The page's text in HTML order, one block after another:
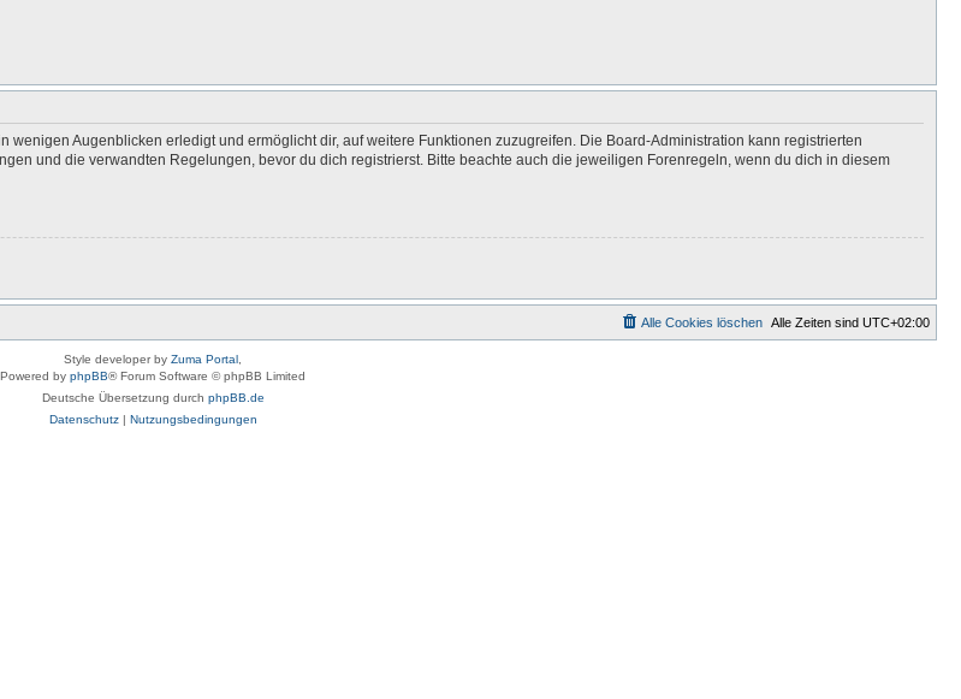
Augenblicken erledigt und ermöglicht dir, auf weitere Funktionen zuzugreifen. Die Board-Administration kann registrierten
und die verwandten Regelungen, bevor du dich registrierst. Bitte beachte auch die jeweiligen Forenregeln, wenn du dich in diesem
Alle Zeiten sind UTC+02:00
Alle Cookies löschen
Style developer by Zuma Portal
Powered by phpBB® Forum Software © phpBB Limited
Deutsche Übersetzung durch phpBB.de
Datenschutz| Nutzungsbedingungen